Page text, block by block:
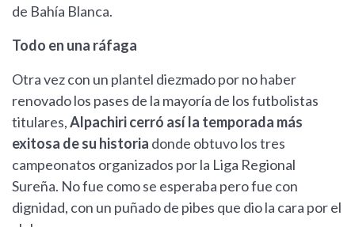
de Bahía Blanca.
Todo en una ráfaga
Otra vez con un plantel diezmado por no haber
renovado los pases de la mayoría de los futbolistas
titulares,Alpachiri cerró así la temporada más
exitosa de su historia donde obtuvo los tres
campeonatos organizados por la Liga Regional
Sureña. No fue como se esperaba pero fue con
dignidad, con un puñado de pibes que dio la cara por el